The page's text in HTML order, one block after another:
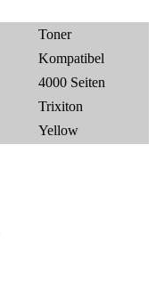
Toner
Kompatibel
4000 Seiten
Trixiton
Yellow